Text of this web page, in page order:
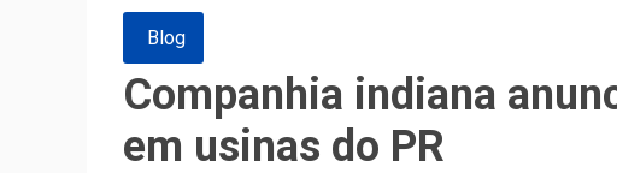
Blog
Companhia indiana
em usinas do PR